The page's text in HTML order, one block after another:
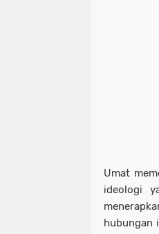
Umat
ideologi
hubungan